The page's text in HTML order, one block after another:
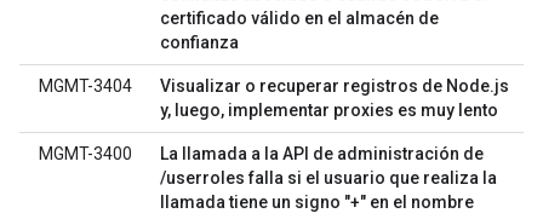
certificado válido en el almacén de
confianza
MGMT-3404
Visualizar o recuperar registros de Node.js
y, luego, implementar proxies es muy lento
MGMT-3400
La llamada a la API de administración de
/userroles falla si el usuario que realiza la
llamada tiene un signo "+" en el nombre